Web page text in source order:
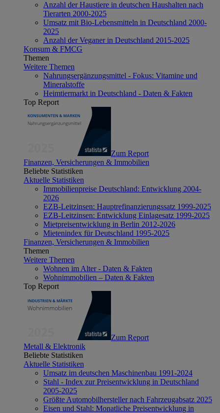
Anzahl der Haustiere in deutschen Haushalten nach
Tierarten 2000-2025
Umsatz mit Bio-Lebensmitteln in Deutschland 2000-
2025
Anzahl der Veganer in Deutschland 2015-2025
Konsum & FMCG
Themen
Weitere Themen
Nahrungsergänzungsmittel - Fokus: Vitamine und
Mineralstoffe
Heimtiermarkt in Deutschland - Daten & Fakten
Top Report
Zum Report
Finanzen, Versicherungen & Immobilien
Beliebte Statistiken
Aktuelle Statistiken
Immobilienpreise Deutschland: Entwicklung 2004-
2026
EZB-Leitzinsen: Hauptrefinanzierungssatz 1999-2025
EZB-Leitzinsen: Entwicklung Einlagesatz 1999-2025
Mietpreisentwicklung in Berlin 2012-2026
Mietenindex für Deutschland 1995-2025
Finanzen, Versicherungen & Immobilien
Themen
Weitere Themen
Wohnen im Alter - Daten & Fakten
Wohnimmobilien – Daten & Fakten
Top Report
Zum Report
Metall & Elektronik
Beliebte Statistiken
Aktuelle Statistiken
Umsatz im deutschen Maschinenbau 1991-2024
Stahl - Index zur Preisentwicklung in Deutschland
2005-2025
Größte Automobilhersteller nach Fahrzeugabsatz 2025
Eisen und Stahl: Monatliche Preisentwicklung in